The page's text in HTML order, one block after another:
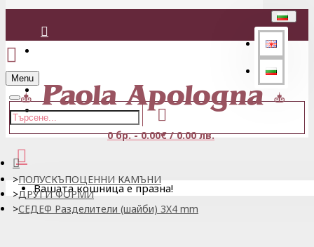
Регистрация
Menu
0 бр. - 0.00€ / 0.00 лв.
Вашата кошница е празна!
ПОЛУСКЪПОЦЕННИ КАМЪНИ
ДРУГИ ФОРМИ
СЕДЕФ Разделители (шайби) 3X4 mm